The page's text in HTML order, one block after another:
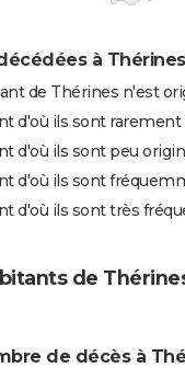
à
de Thérines n'est
d'où ils sont rarement
d'où ils sont peu
d'où ils sont
d'où ils sont très
de
de décès à